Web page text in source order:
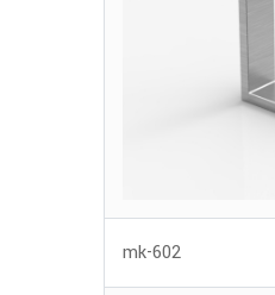
mk-602